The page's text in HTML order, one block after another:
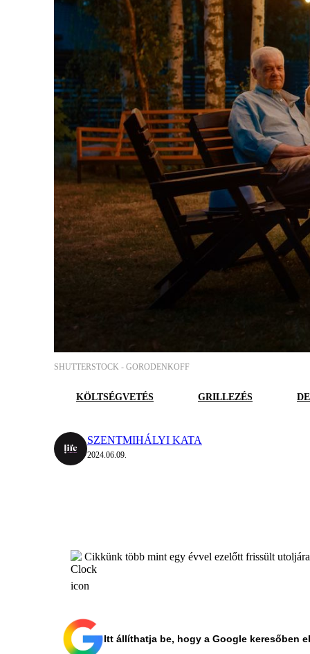
SHUTTERSTOCK - GORODENKOFF
KÖLTSÉGVETÉS GRILLEZÉS
SZENTMIHÁLYI KATA
2024.06.09.
Cikkünk több mint egy évvel ezelőtt frissült
Itt állíthatja be, hogy a Google keresőben